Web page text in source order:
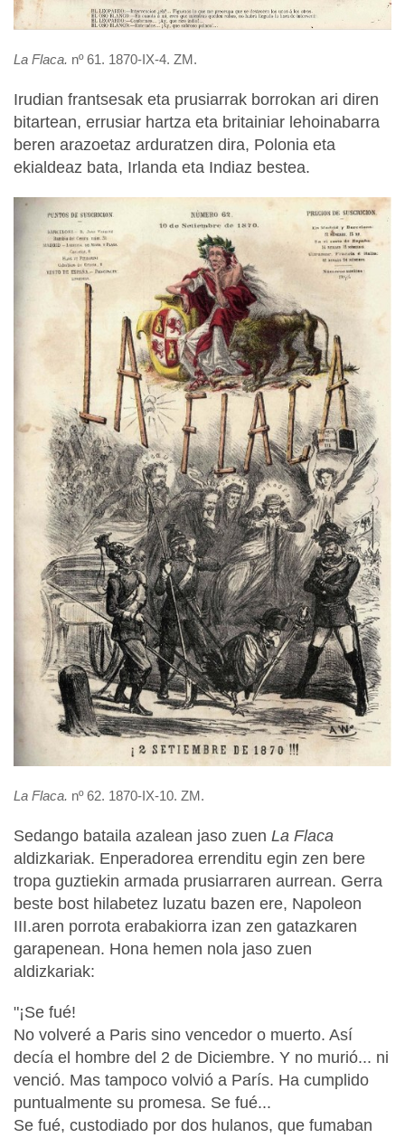
La Flaca. nº 61. 1870-IX-4. ZM.
Irudian frantsesak eta prusiarrak borrokan ari diren
bitartean, errusiar hartza eta britainiar lehoinabarra
beren arazoetaz arduratzen dira, Polonia eta
ekialdeaz bata, Irlanda eta Indiaz bestea.
La Flaca. nº 62. 1870-IX-10. ZM.
Sedango bataila azalean jaso zuen La Flaca
aldizkariak. Enperadorea errenditu egin zen bere
tropa guztiekin armada prusiarraren aurrean. Gerra
beste bost hilabetez luzatu bazen ere, Napoleon
III.aren porrota erabakiorra izan zen gatazkaren
garapenean. Hona hemen nola jaso zuen
aldizkariak:
"¡Se fué!
No volveré a Paris sino vencedor o muerto. Así
decía el hombre del 2 de Diciembre. Y no murió... ni
venció. Mas tampoco volvió a París. Ha cumplido
puntualmente su promesa. Se fué...
Se fué, custodiado por dos hulanos, que fumaban